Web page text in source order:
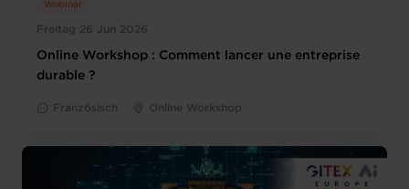
Freitag 26 Jun 2026
Webinar
Online Workshop : Comment lancer une entreprise
durable ?
Französisch Online Workshop